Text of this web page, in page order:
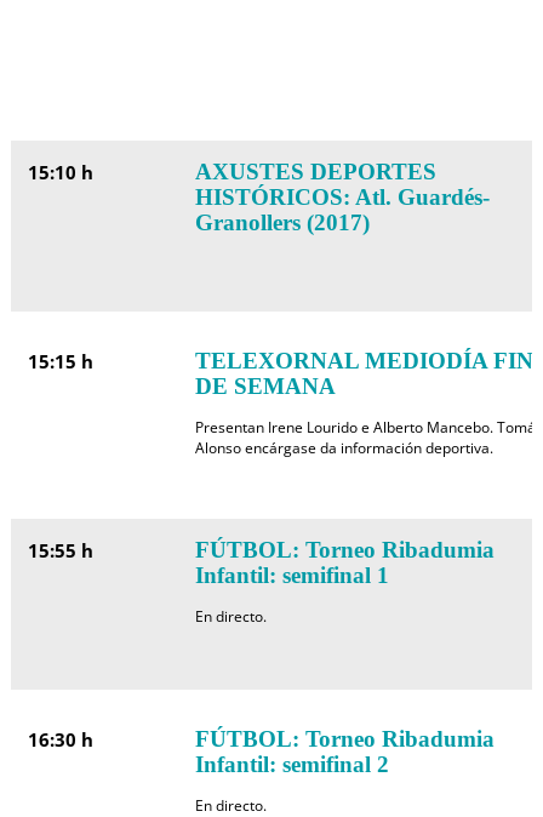
15:10 h
AXUSTES DEPORTES
HISTÓRICOS: Atl. Guardés-
Granollers (2017)
15:15 h
TELEXORNAL MEDIODÍA FIN
DE SEMANA
Presentan Irene Lourido e Alberto Mancebo. Tomás
Alonso encárgase da información deportiva.
15:55 h
FÚTBOL: Torneo Ribadumia
Infantil: semifinal 1
En directo.
16:30 h
FÚTBOL: Torneo Ribadumia
Infantil: semifinal 2
En directo.